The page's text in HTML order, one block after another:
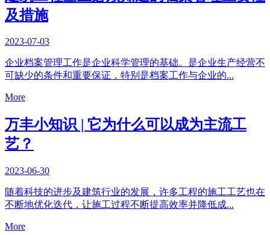
及措施
2023-07-03
企业档案管理工作是企业科学管理的基础。是企业生产经营不
可缺少的条件和重要保证，特别是档案工作与企业的...
More
万丰小知识 | 它为什么可以成为主流工
艺？
2023-06-30
随着科技的进步及建筑行业的发展，许多工程的施工工艺也在
不断地优化迭代，让施工过程不断提高效率并降低成...
More